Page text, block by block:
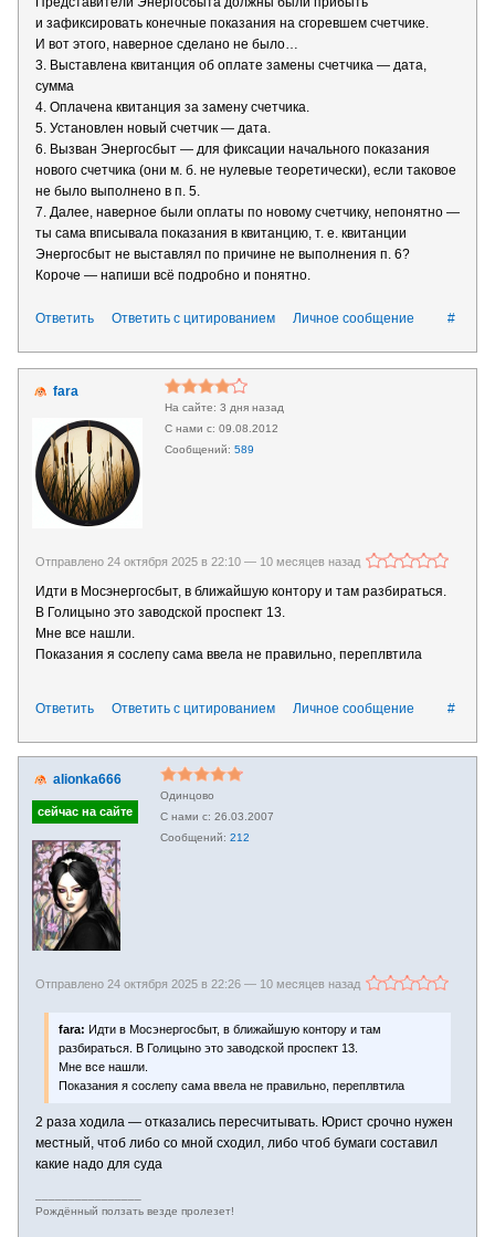
и зафиксировать конечные показания на сгоревшем счетчике.
И вот этого, наверное сделано не было…
3. Выставлена квитанция об оплате замены счетчика — дата,
сумма
4. Оплачена квитанция за замену счетчика.
5. Установлен новый счетчик — дата.
6. Вызван Энергосбыт — для фиксации начального показания
нового счетчика (они м. б. не нулевые теоретически), если таковое
не было выполнено в п. 5.
7. Далее, наверное были оплаты по новому счетчику, непонятно —
ты сама вписывала показания в квитанцию, т. е. квитанции
Энергосбыт не выставлял по причине не выполнения п. 6?
Короче — напиши всё подробно и понятно.
#
Ответить Ответить с цитированием Личное сообщение
fara
3 дня назад
09.08.2012
589
Отправлено 24 октября 2025 в 22:10 — 10 месяцев назад
Идти в Мосэнергосбыт, в ближайшую контору и там разбираться.
В Голицыно это заводской проспект 13.
Мне все нашли.
Показания я сослепу сама ввела не правильно, переплвтила
#
Ответить Ответить с цитированием Личное сообщение
alionka666
Одинцово
26.03.2007
212
Отправлено 24 октября 2025 в 22:26 — 10 месяцев назад
fara: Идти в Мосэнергосбыт, в ближайшую контору и там
разбираться. В Голицыно это заводской проспект 13.
Мне все нашли.
Показания я сослепу сама ввела не правильно, переплвтила
2 раза ходила — отказались пересчитывать. Юрист срочно нужен
местный, чтоб либо со мной сходил, либо чтоб бумаги составил
какие надо для суда
Рождённый ползать везде пролезет!